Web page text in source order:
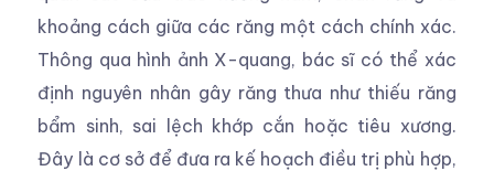
khoảng cách giữa các răng một cách chính xác.
Thông qua hình ảnh X-quang, bác sĩ có thể xác
định nguyên nhân gây răng thưa như thiếu răng
bẩm sinh, sai lệch khớp cắn hoặc tiêu xương.
Đây là cơ sở để đưa ra kế hoạch điều trị phù hợp,